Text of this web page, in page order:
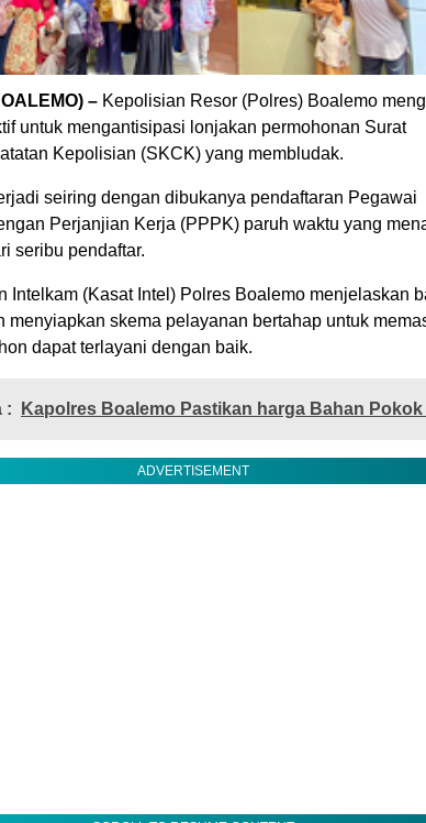
– Kepolisian Resor (Polres) Boalemo
untuk mengantisipasi lonjakan permohonan Surat
Kepolisian (SKCK) yang membludak.
seiring dengan dibukanya pendaftaran Pegawai
Perjanjian Kerja (PPPK) paruh waktu yang
seribu pendaftar.
Intelkam (Kasat Intel) Polres Boalemo menjelaskan
menyiapkan skema pelayanan bertahap untuk
dapat terlayani dengan baik.
: Kapolres Boalemo Pastikan harga Bahan Pokok
ADVERTISEMENT